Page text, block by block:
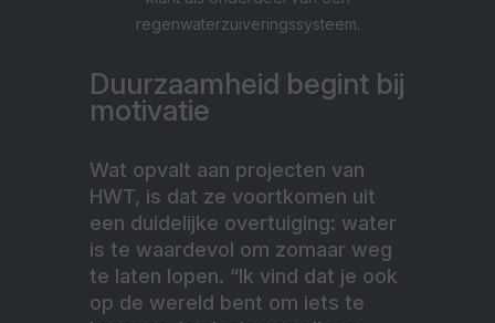
regenwaterzuiveringssysteem.
Duurzaamheid begint bij
motivatie
Wat opvalt aan projecten van
HWT, is dat ze voortkomen uit
een duidelijke overtuiging: water
is te waardevol om zomaar weg
te laten lopen. “Ik vind dat je ook
op de wereld bent om iets te